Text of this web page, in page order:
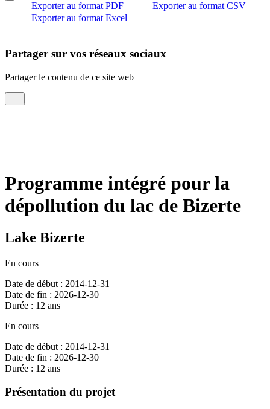
Exporter au format PDF
Exporter au format CSV
Exporter au format Excel
Partager sur vos réseaux sociaux
Partager le contenu de ce site web
Programme intégré pour la
dépollution du lac de Bizerte
Lake Bizerte
En cours
Date de début : 2014-12-31
Date de fin : 2026-12-30
Durée : 12 ans
En cours
Date de début : 2014-12-31
Date de fin : 2026-12-30
Durée : 12 ans
Présentation du projet